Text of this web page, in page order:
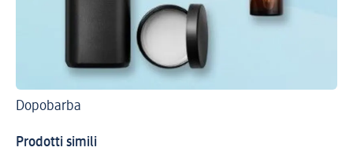
Dopobarba
Prodotti simili